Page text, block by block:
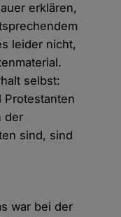
erklären,
leider nicht,
selbst:
Protestanten
der
sind, sind
war bei der